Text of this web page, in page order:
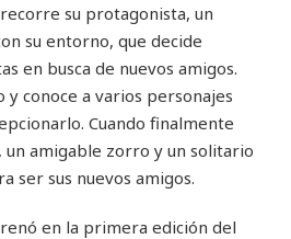
su protagonista, un
su entorno, que decide
en busca de nuevos amigos.
conoce a varios personajes
Cuando finalmente
amigable zorro y un solitario
ser sus nuevos amigos.
en la primera edición del